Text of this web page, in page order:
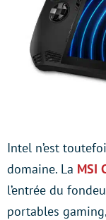
Intel n’est
domaine. La MSI
l’entrée du
portables